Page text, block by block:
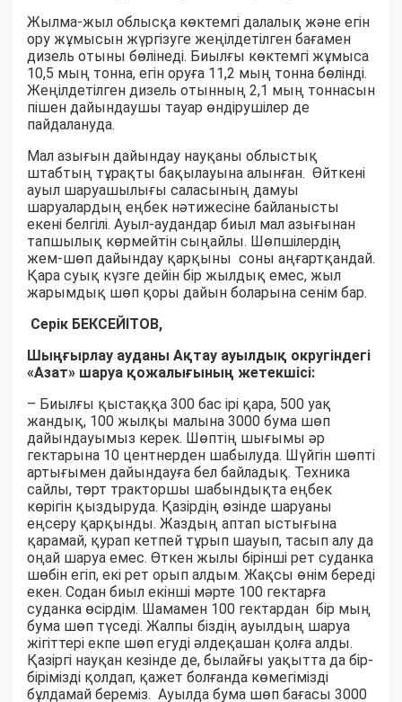
Жылма-жыл облысқа көктемгі далалық және егін
ору жұмысын жүргізуге жеңілдетілген бағамен
дизель отыны бөлінеді. Биылғы көктемгі жұмыса
10,5 мың тонна, егін оруға 11,2 мың тонна бөлінді.
Жеңілдетілген дизель отынның 2,1 мың тоннасын
пішен дайындаушы тауар өндірушілер де
пайдалануда.
Мал азығын дайындау науқаны облыстық
штабтың тұрақты бақылауына алынған. Өйткені
ауыл шаруашылығы саласының дамуы
шаруалардың еңбек нәтижесіне байланысты
екені белгілі. Ауыл-аудандар биыл мал азығынан
тапшылық көрмейтін сыңайлы. Шөпшілердің
жем-шөп дайындау қарқыны соны аңғартқандай.
Қара суық күзге дейін бір жылдық емес, жыл
жарымдық шөп қоры дайын боларына сенім бар.
Серік БЕКСЕЙІТОВ,
Шыңғырлау ауданы Ақтау ауылдық округіндегі
«Азат» шаруа қожалығының жетекшісі:
– Биылғы қыстаққа 300 бас ірі қара, 500 уақ
жандық, 100 жылқы малына 3000 бума шөп
дайындауымыз керек. Шөптің шығымы әр
гектарына 10 центнерден шабылуда. Шүйгін шөпті
артығымен дайындауға бел байладық. Техника
сайлы, төрт тракторшы шабындықта еңбек
көрігін қыздыруда. Қазірдің өзінде шаруаны
еңсеру қарқынды. Жаздың аптап ыстығына
қарамай, қурап кетпей тұрып шауып, тасып алу да
оңай шаруа емес. Өткен жылы бірінші рет суданка
шөбін егіп, екі рет орып алдым. Жақсы өнім береді
екен. Содан биыл екінші мәрте 100 гектарға
суданка өсірдім. Шамамен 100 гектардан бір мың
бума шөп түседі. Жалпы біздің ауылдың шаруа
жігіттері екпе шөп егуді әлдеқашан қолға алды.
Қазіргі науқан кезінде де, былайғы уақытта да бір-
бірімізді қолдап, қажет болғанда көмегімізді
бұлдамай береміз. Ауылда бума шөп бағасы 3000